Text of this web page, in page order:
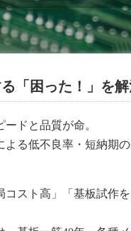
「困った！」を
ドと品質が命。
る低不良率・短納期
コスト高」「基板試作